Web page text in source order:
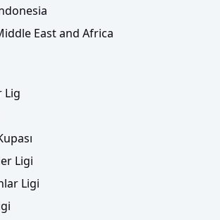
East and Africa
Lig
Ligi
Ligi